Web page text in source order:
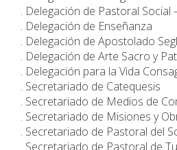
. Delegación de Pastoral Social
. Delegación de Enseñanza
. Delegación de Apostolado
. Delegación de Arte Sacro y
. Delegación para la Vida
. Secretariado de Catequesis
. Secretariado de Medios de
. Secretariado de Misiones y
. Secretariado de Pastoral del
. Secretariado de Pastoral de